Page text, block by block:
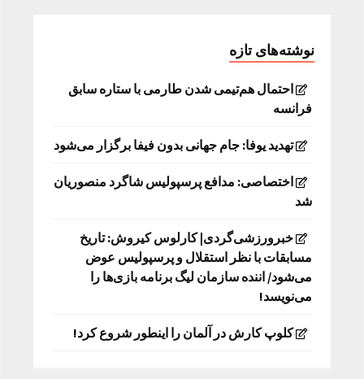
نوشته‌های تازه
احتمال هم‌تیمی شدن طارمی با ستاره سابق
فرانسه
تهدید یوفا: جام جهانی بدون فیفا برگزار می‌شود
اختصاصی: مدافع پرسپولیس شاگرد منصوریان
شد
خبرورزشی‌گردی| کارلوس کیروش: تاریخ
مسابقات با نظر استقلال و پرسپولیس عوض
می‌شود/ اننده سازمان لیگ برنامه بازی‌ها را
می‌نویسد!
کلوپ کارش در آلمان را اینطور شروع کرد!